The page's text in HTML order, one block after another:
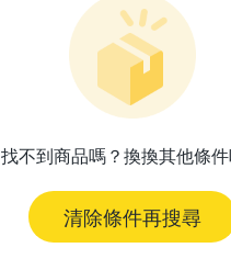
找不到商品嗎？換換其他條件
清除條件再搜尋